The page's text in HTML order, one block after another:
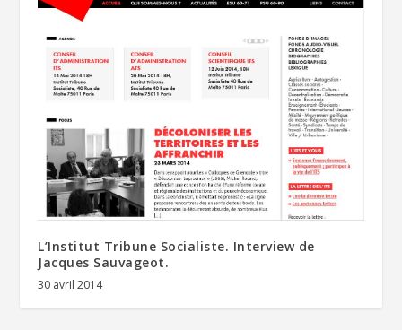
L’Institut Tribune Socialiste. Interview de
Jacques Sauvageot.
30 avril 2014